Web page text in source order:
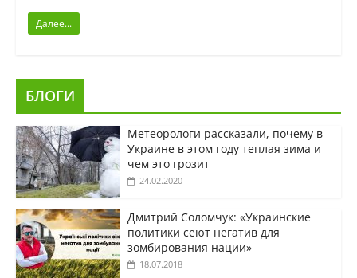
Далее...
БЛОГИ
Метеорологи рассказали, почему в
Украине в этом году теплая зима и
чем это грозит
24.02.2020
Дмитрий Соломчук: «Украинские
политики сеют негатив для
зомбирования нации»
18.07.2018